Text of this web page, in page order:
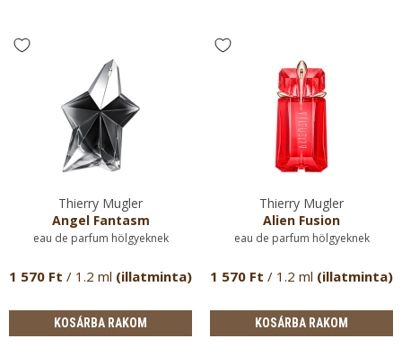
Thierry Mugler
Angel Fantasm
eau de parfum hölgyeknek
1 570 Ft / 1.2 ml (illatminta)
KOSÁRBA RAKOM
Thierry Mugler
Alien Fusion
eau de parfum hölgyeknek
1 570 Ft / 1.2 ml (illatminta)
KOSÁRBA RAKOM